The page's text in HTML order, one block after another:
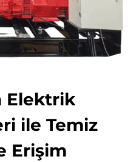
Elektrik
ile Temiz
Erişim